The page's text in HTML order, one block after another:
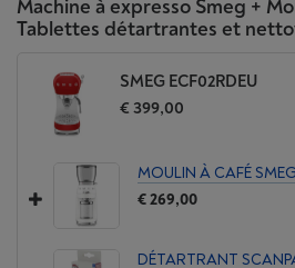
Machine à expresso Smeg +
Tablettes détartrantes et
SMEG ECF02RDEU
€ 399,00
MOULIN À CAFÉ
€ 269,00
DÉTARTRANT